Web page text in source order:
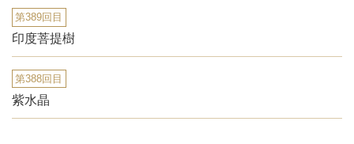
第389回目
印度菩提樹
第388回目
紫水晶